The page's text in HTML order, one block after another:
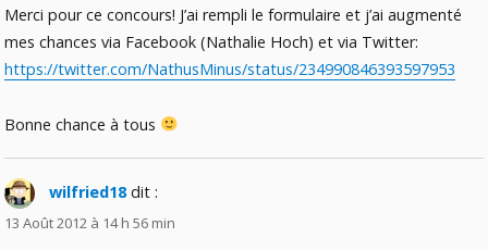
Merci pour ce concours! J’ai rempli le formulaire et j’ai augmenté
mes chances via Facebook (Nathalie Hoch) et via Twitter:
https://twitter.com/NathusMinus/status/234990846393597953
Bonne chance à tous
wilfried18 dit :
13 Août 2012 à 14 h 56 min